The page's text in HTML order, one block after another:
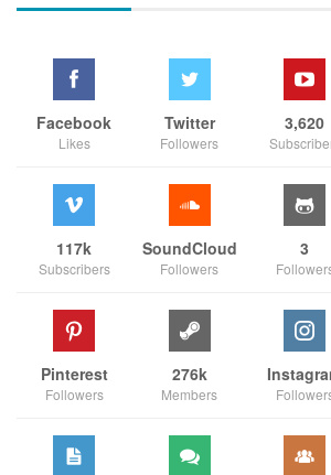
Facebook
Likes
Twitter
Followers
3,620
117k
Subscribers
SoundCloud
Followers
3
Pinterest
Followers
276k
Members